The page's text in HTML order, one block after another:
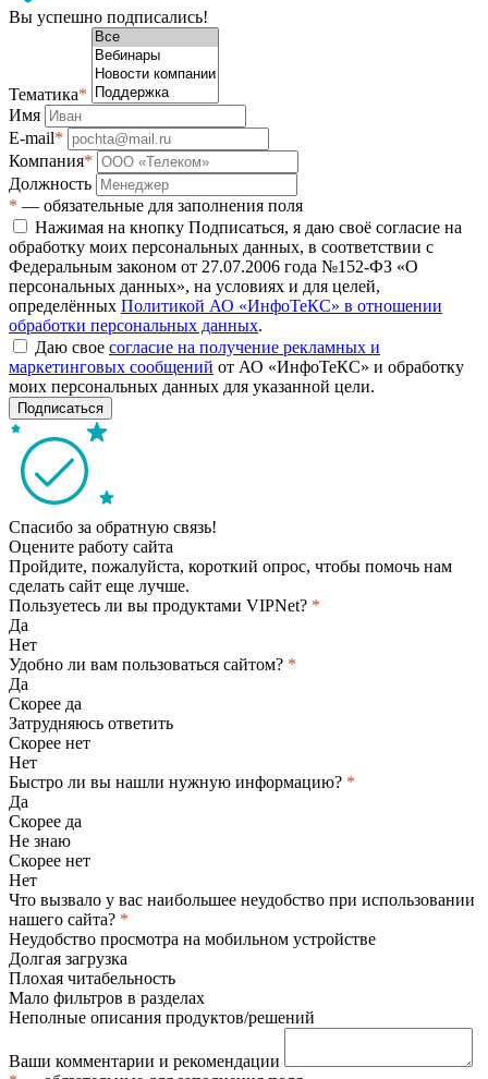
Вы успешно подписались!
Тематика*
Имя
E-mail*
Компания*
Должность
* — обязательные для заполнения поля
Нажимая на кнопку Подписаться, я даю своё согласие на
обработку моих персональных данных, в соответствии с
Федеральным законом от 27.07.2006 года №152-ФЗ «О
персональных данных», на условиях и для целей,
определённых Политикой АО «ИнфоТеКС» в отношении
обработки персональных данных.
Даю свое согласие на получение рекламных и
маркетинговых сообщений от АО «ИнфоТеКС» и обработку
моих персональных данных для указанной цели.
Подписаться
Спасибо за обратную связь!
Оцените работу сайта
Пройдите, пожалуйста, короткий опрос, чтобы помочь нам
сделать сайт еще лучше.
Пользуетесь ли вы продуктами VIPNet? *
Да
Нет
Удобно ли вам пользоваться сайтом? *
Да
Скорее да
Затрудняюсь ответить
Скорее нет
Нет
Быстро ли вы нашли нужную информацию? *
Да
Скорее да
Не знаю
Скорее нет
Нет
Что вызвало у вас наибольшее неудобство при использовании
нашего сайта? *
Неудобство просмотра на мобильном устройстве
Долгая загрузка
Плохая читабельность
Мало фильтров в разделах
Неполные описания продуктов/решений
Ваши комментарии и рекомендации